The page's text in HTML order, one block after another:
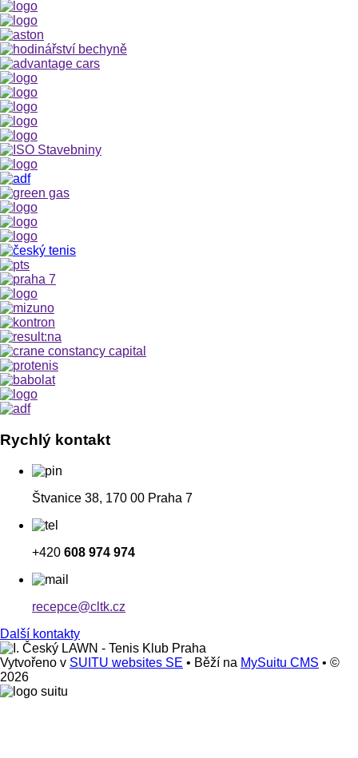
Rychlý kontakt
Štvanice 38, 170 00 Praha 7
+420 608 974 974
recepce@cltk.cz
Další kontakty
Vytvořeno v SUITU websites SE • Běží na MySuitu CMS • ©
2026